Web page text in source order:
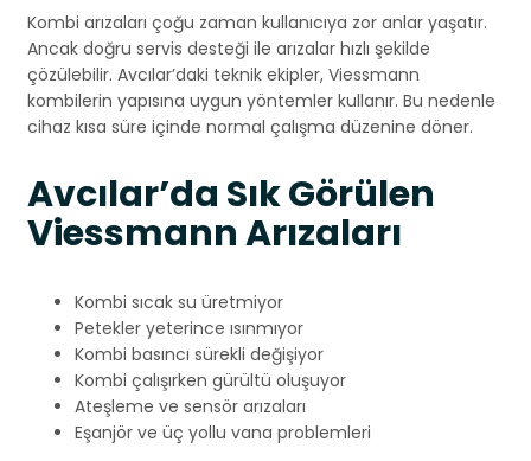
Kombi arızaları çoğu zaman kullanıcıya zor anlar yaşatır.
Ancak doğru servis desteği ile arızalar hızlı şekilde
çözülebilir. Avcılar’daki teknik ekipler, Viessmann
kombilerin yapısına uygun yöntemler kullanır. Bu nedenle
cihaz kısa süre içinde normal çalışma düzenine döner.
Avcılar’da Sık Görülen
Viessmann Arızaları
Kombi sıcak su üretmiyor
Petekler yeterince ısınmıyor
Kombi basıncı sürekli değişiyor
Kombi çalışırken gürültü oluşuyor
Ateşleme ve sensör arızaları
Eşanjör ve üç yollu vana problemleri